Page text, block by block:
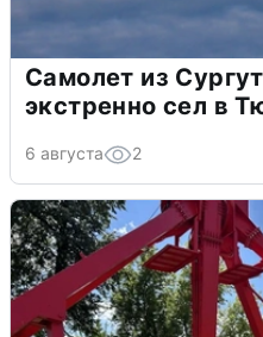
Самолет из
экстренно сел в
6 августа 2